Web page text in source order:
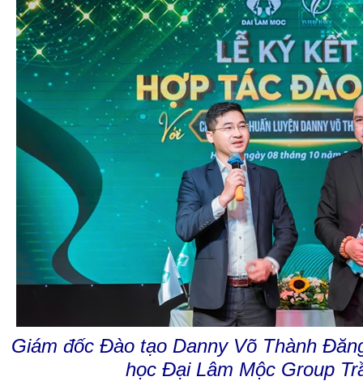
Giám đốc Đào tạo Danny Võ Thành
học Đại Lâm Mộc Group